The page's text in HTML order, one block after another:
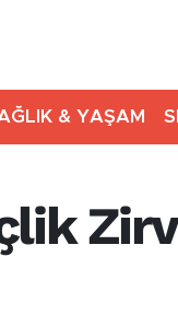
& YAŞAM